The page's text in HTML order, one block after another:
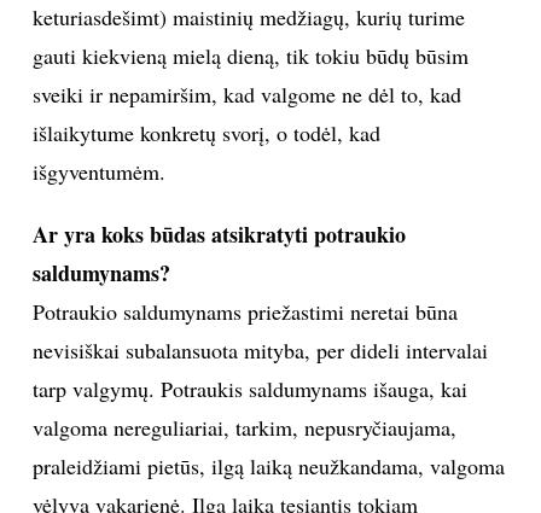
keturiasdešimt) maistinių medžiagų, kurių turime
gauti kiekvieną mielą dieną, tik tokiu būdų būsim
sveiki ir nepamiršim, kad valgome ne dėl to, kad
išlaikytume konkretų svorį, o todėl, kad
išgyventumėm.
Ar yra koks būdas atsikratyti potraukio
saldumynams?
Potraukio saldumynams priežastimi neretai būna
nevisiškai subalansuota mityba, per dideli intervalai
tarp valgymų. Potraukis saldumynams išauga, kai
valgoma nereguliariai, tarkim, nepusryčiaujama,
praleidžiami pietūs, ilgą laiką neužkandama, valgoma
vėlyva vakarienė. Ilgą laiką tęsiantis tokiam